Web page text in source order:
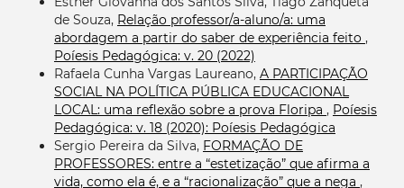
de Souza, Relação professor/a-aluno/a: uma
abordagem a partir do saber de experiência feito ,
Poíesis Pedagógica: v. 20 (2022)
Rafaela Cunha Vargas Laureano, A PARTICIPAÇÃO
SOCIAL NA POLÍTICA PÚBLICA EDUCACIONAL
LOCAL: uma reflexão sobre a prova Floripa , Poíesis
Pedagógica: v. 18 (2020): Poíesis Pedagógica
Sergio Pereira da Silva, FORMAÇÃO DE
PROFESSORES: entre a “estetização” que afirma a
vida, como ela é, e a “racionalização” que a nega ,